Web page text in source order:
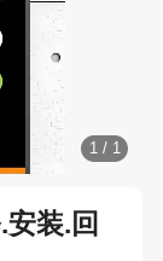
1/ 1
装.回